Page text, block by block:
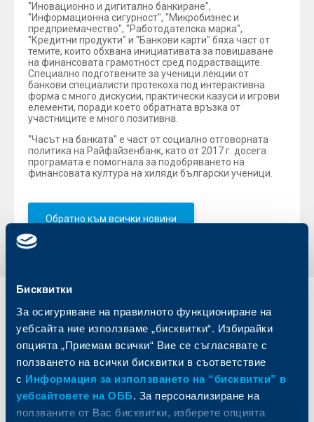
Бисквитки
За осигуряване на правилното функциониране на
уебсайта ние използваме „бисквитки“. Избирайки
опцията „Приемам всички“ Вие се съгласявате с
ползването на всички бисквитки в съответствие
с Информация за използването на “бисквитки” в
уебсайтовете на ОББ. За персонализиране на
ползваните от Вас бисквитки, изберете опцията
"Иновационно и дигитално банкиране",
"Информационна сигурност", "Микробизнес и
предприемачество", "Работодателска марка",
"Кредитни продукти" и "Банкови карти" бяха част от
темите, които обхвана инициативата за повишаване
на финансовата грамотност сред подрастващите.
Специално подготвените за ученици лекции от
банкови специалисти протекоха под интерактивна
форма с много дискусии, практически казуси и игрови
елементи, поради което обратната връзка от
участниците е много позитивна.
"Часът на банката" е част от социално отговорната
политика на Райфайзенбанк, като от 2017 г. досега
програмата е помогнала за подобряването на
финансовата култура на хиляди български ученици.
Обратно към всички новини
Индивидуални
клиенти
Карти
Кредити
Спестявания и инвестиции
Частно банкиране
Бизнес
клиенти
ПОС терминали
Пазари, инвестиционно банкиране